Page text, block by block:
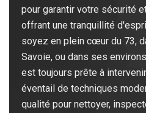
pour garantir votre sécurité
offrant une tranquillité
soyez en plein cœur du 73,
Savoie, ou dans ses
est toujours prête à
éventail de techniques
qualité pour nettoyer,